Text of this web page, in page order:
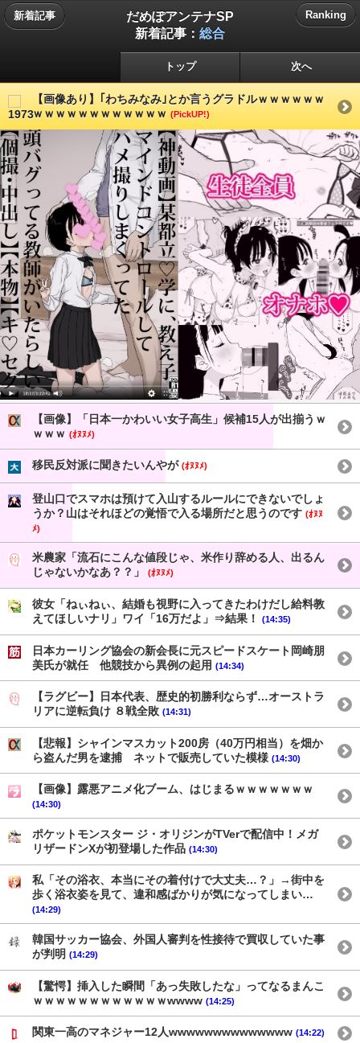
新着記事
だめぽアンテナSP
新着記事： 総合
Ranking
トップ 次へ
【画像あり】｢わちみなみ｣とか言うグラドルｗｗｗｗｗｗ
ｗｗｗｗｗｗｗｗｗｗｗｗ (PickUP!)
【画像】「日本一かわいい女子高生」候補15人が出揃うｗ
ｗｗｗ (ｵﾇﾇﾒ)
移民反対派に聞きたいんやが (ｵﾇﾇﾒ)
登山口でスマホは預けて入山するルールにできないでしょ
うか？山はそれほどの覚悟で入る場所だと思うのです (ｵﾇﾇ
ﾒ)
米農家「流石にこんな値段じゃ、米作り辞める人、出るん
じゃないかなあ？？」
(ｵﾇﾇﾒ)
彼女「ねぃねぃ、結婚も視野に入ってきたわけだし給料教
えてほしいナリ」ワイ「16万だよ」⇒結果！
(14:35)
日本カーリング協会の新会長に元スピードスケート岡崎朋
美氏が就任 他競技から異例の起用 (14:34)
【ラグビー】日本代表、歴史的初勝利ならず…オーストラ
リアに逆転負け ８戦全敗 (14:31)
【悲報】シャインマスカット200房（40万円相当）を畑か
ら盗んだ男を逮捕 ネットで販売していた模様 (14:30)
【画像】露悪アニメ化ブーム、はじまるｗｗｗｗｗｗｗ
(14:30)
ポケットモンスター ジ・オリジンがTVerで配信中！メガ
リザードンXが初登場した作品 (14:30)
私「その浴衣、本当にその着付けで大丈夫…？」→街中を
歩く浴衣姿を見て、違和感ばかりが気になってしまい…
(14:29)
韓国サッカー協会、外国人審判を性接待で買収していた事
が判明 (14:29)
【驚愕】挿入した瞬間「あっ失敗したな」ってなるまんこ
ｗｗｗｗｗｗｗｗｗｗｗｗwwww (14:25)
関東一高のマネジャー12人wwwwwwwwwwwwww (14:22)